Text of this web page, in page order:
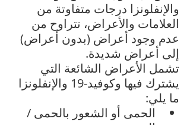
والإنفلونزا درجات متفاوتة من
العلامات والأعراض، تتراوح من
عدم وجود أعراض (بدون أعراض)
إلى أعراض شديدة.
تشمل الأعراض الشائعة التي
يشترك فيها وكوفيد-19 والإنفلونزا
ما يلي:
الحمى أو الشعور بالحمى /